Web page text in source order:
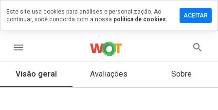
menu
Visão geral Avaliações Sobre
em
De 1
Este site usa cookies para análises e personalização. Ao
continuar, você concorda com a nossa política de cookies.
ACEITAR